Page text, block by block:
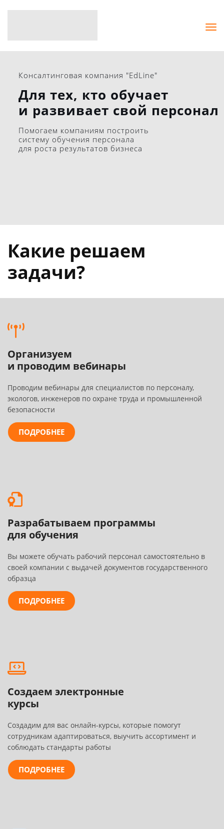
Консалтинговая компания "EdLine"
Для тех, кто обучает
и развивает свой персонал
Помогаем компаниям построить
систему обучения персонала
​для роста результатов бизнеса
Какие решаем
задачи?
Организуем
и проводим вебинары
Проводим вебинары для специалистов по персоналу,
экологов, инженеров по охране труда и промышленной
безопасности
ПОДРОБНЕЕ
Разрабатываем программы
для обучения
Вы можете обучать рабочий персонал самостоятельно в
своей компании с выдачей документов государственного
образца
ПОДРОБНЕЕ
Создаем электронные
курсы
Создадим для вас онлайн-курсы, которые помогут
сотрудникам адаптироваться, выучить ассортимент и
соблюдать стандарты работы
ПОДРОБНЕЕ